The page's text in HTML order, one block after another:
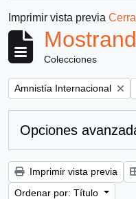
Imprimir vista previa
Colecciones
Remove filter:
Amnistía Internacional
Opciones
Imprimir vista previa
Ordenar por: Título